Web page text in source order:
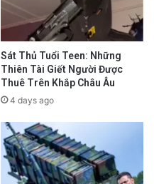
Sát Thủ Tuổi Teen: Những
Thiên Tài Giết Người Được
Thuê Trên Khắp Châu Âu
4 days ago